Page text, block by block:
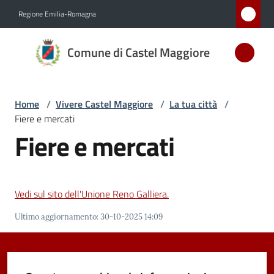
Regione Emilia-Romagna
Comune di Castel Maggiore
Comune
di Castel
D'ARGENTO
AL MERITO
Amministrazione
Novità
Servizi
Home / Vivere Castel Maggiore / La tua città /
Fiere e mercati
Fiere e mercati
Vedi sul sito dell'Unione Reno Galliera.
Ultimo aggiornamento:30-10-2025 14:09